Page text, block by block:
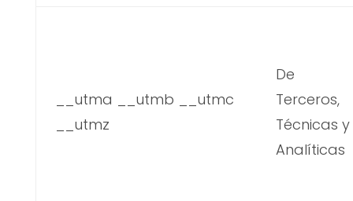
__utma __utmb __utmc
__utmz
De
Terceros,
Técnicas y
Analíticas